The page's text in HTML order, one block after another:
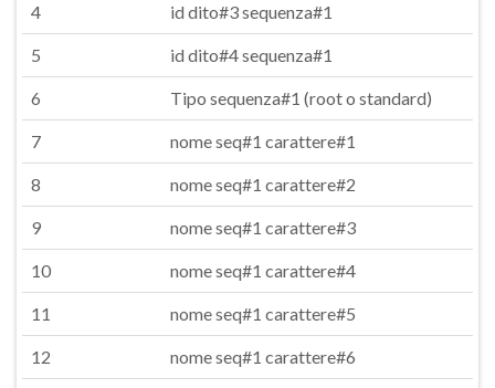
4 id dito#3 sequenza#1
5 id dito#4 sequenza#1
6 Tipo sequenza#1 (root o standard)
7 nome seq#1 carattere#1
8 nome seq#1 carattere#2
9 nome seq#1 carattere#3
10 nome seq#1 carattere#4
11 nome seq#1 carattere#5
12 nome seq#1 carattere#6